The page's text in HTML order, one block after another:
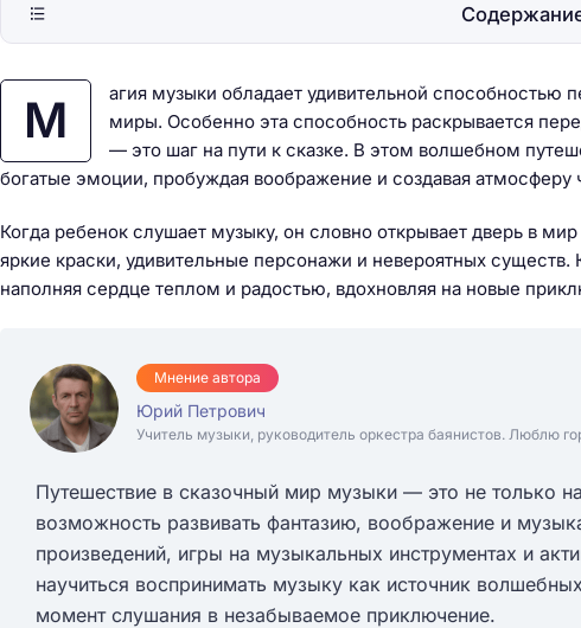
М
агия музыки обладает удивительной способностью
миры. Особенно эта способность раскрывается
— это шаг на пути к сказке. В этом волшебном
богатые эмоции, пробуждая воображение и создавая
Когда ребенок слушает музыку, он словно открывает дверь в
яркие краски, удивительные персонажи и невероятных
наполняя сердце теплом и радостью, вдохновляя на новые
Мнение автора
Юрий Петрович
Учитель музыки, руководитель оркестра баянистов. Люблю
Путешествие в сказочный мир музыки — это не только
возможность развивать фантазию, воображение и
произведений, игры на музыкальных инструментах и
научиться воспринимать музыку как источник
момент слушания в незабываемое приключение.